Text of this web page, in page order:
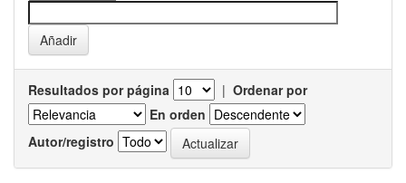
Resultados por página | Ordenar por
En orden
Autor/registro